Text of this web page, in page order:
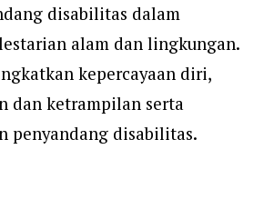
disabilitas dalam
alam dan lingkungan.
kepercayaan diri,
dan ketrampilan serta
penyandang disabilitas.